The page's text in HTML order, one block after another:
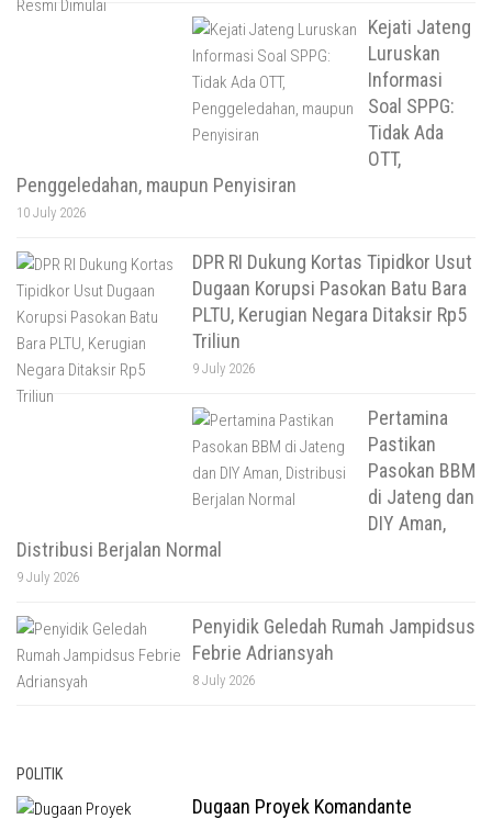
Kejati Jateng
Luruskan
Informasi
Soal SPPG:
Tidak Ada
OTT,
Penggeledahan, maupun Penyisiran
10 July 2026
DPR RI Dukung Kortas Tipidkor Usut
Dugaan Korupsi Pasokan Batu Bara
PLTU, Kerugian Negara Ditaksir Rp5
Triliun
9 July 2026
Pertamina
Pastikan
Pasokan BBM
di Jateng dan
DIY Aman,
Distribusi Berjalan Normal
9 July 2026
Penyidik Geledah Rumah Jampidsus
Febrie Adriansyah
8 July 2026
POLITIK
Dugaan Proyek Komandante